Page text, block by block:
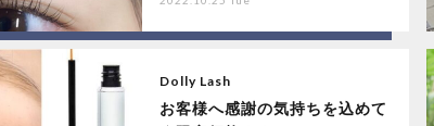
Dolly Lash
お客様へ感謝の気持ちを込めて